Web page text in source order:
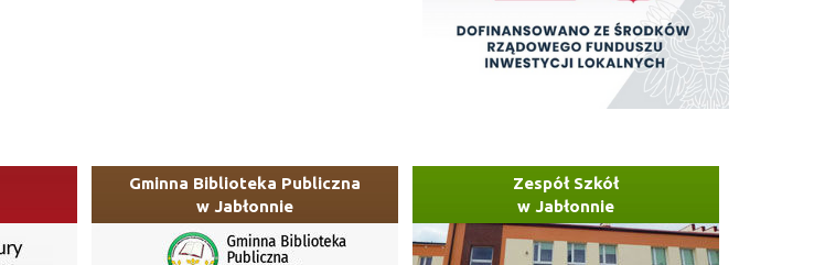
Gminna Biblioteka Publiczna
w Jabłonnie
Zespół Szkół
w Jabłonnie